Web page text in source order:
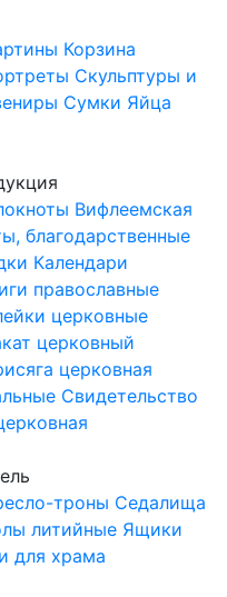
Корзина
Скульптуры и
Сумки Яйца
Вифлеемская
благодарственные
Календари
православные
церковные
церковный
церковная
Свидетельство
троны Седалища
литийные Ящики
для храма